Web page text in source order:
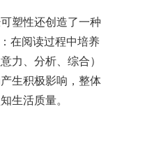
塑性还创造了一种
在阅读过程中培养
力、分析、综合）
生积极影响，整体
生活质量。